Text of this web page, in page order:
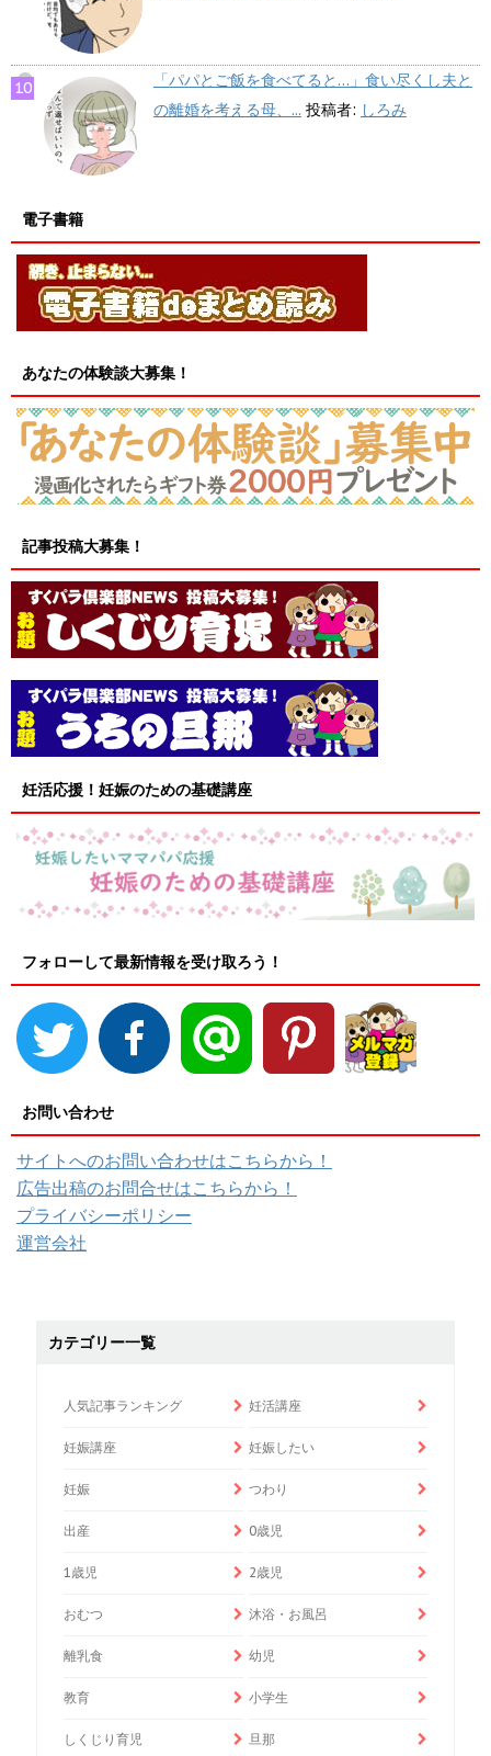
「パパとご飯を食べてると…」食い尽くし夫と
の離婚を考える母、... 投稿者: しろみ
電子書籍
あなたの体験談大募集！
記事投稿大募集！
妊活応援！妊娠のための基礎講座
フォローして最新情報を受け取ろう！
お問い合わせ
サイトへのお問い合わせはこちらから！
広告出稿のお問合せはこちらから！
プライバシーポリシー
運営会社
カテゴリー一覧
人気記事ランキング 妊活講座
妊娠講座 妊娠したい
妊娠 つわり
出産 0歳児
1歳児 2歳児
おむつ 沐浴・お風呂
離乳食 幼児
教育 小学生
しくじり育児 旦那